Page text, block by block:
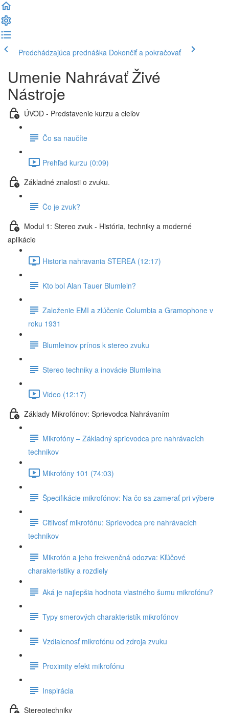
Predchádzajúca prednáška Dokončiť a pokračovať
Umenie Nahrávať Živé
Nástroje
ÚVOD - Predstavenie kurzu a cieľov
Čo sa naučíte
Prehľad kurzu (0:09)
Základné znalosti o zvuku.
Čo je zvuk?
Modul 1: Stereo zvuk - História, techniky a moderné
aplikácie
Historia nahravania STEREA (12:17)
Kto bol Alan Tauer Blumlein?
Založenie EMI a zlúčenie Columbia a Gramophone v
roku 1931
Blumleinov prínos k stereo zvuku
Stereo techniky a inovácie Blumleina
Video (12:17)
Základy Mikrofónov: Sprievodca Nahrávaním
Mikrofóny – Základný sprievodca pre nahrávacích
technikov
Mikrofóny 101 (74:03)
Špecifikácie mikrofónov: Na čo sa zamerať pri výbere
Citlivosť mikrofónu: Sprievodca pre nahrávacích
technikov
Mikrofón a jeho frekvenčná odozva: Kľúčové
charakteristiky a rozdiely
Aká je najlepšia hodnota vlastného šumu mikrofónu?
Typy smerových charakteristík mikrofónov
Vzdialenosť mikrofónu od zdroja zvuku
Proximity efekt mikrofónu
Inspirácia
Stereotechniky